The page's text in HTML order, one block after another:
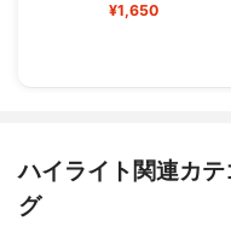
¥1,650
ハイライト関連カ
グ